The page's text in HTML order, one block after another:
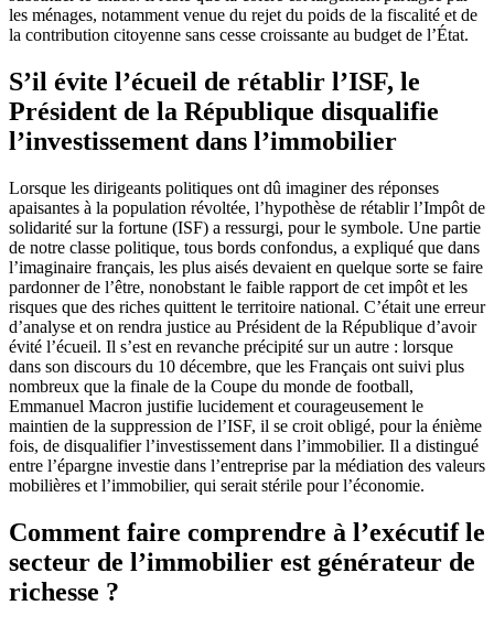
les ménages, notamment venue du rejet du poids de la fiscalité et de
la contribution citoyenne sans cesse croissante au budget de l’État.
S’il évite l’écueil de rétablir l’ISF, le
Président de la République disqualifie
l’investissement dans l’immobilier
Lorsque les dirigeants politiques ont dû imaginer des réponses
apaisantes à la population révoltée, l’hypothèse de rétablir l’Impôt de
solidarité sur la fortune (ISF) a ressurgi, pour le symbole. Une partie
de notre classe politique, tous bords confondus, a expliqué que dans
l’imaginaire français, les plus aisés devaient en quelque sorte se faire
pardonner de l’être, nonobstant le faible rapport de cet impôt et les
risques que des riches quittent le territoire national. C’était une erreur
d’analyse et on rendra justice au Président de la République d’avoir
évité l’écueil. Il s’est en revanche précipité sur un autre : lorsque
dans son discours du 10 décembre, que les Français ont suivi plus
nombreux que la finale de la Coupe du monde de football,
Emmanuel Macron justifie lucidement et courageusement le
maintien de la suppression de l’ISF, il se croit obligé, pour la énième
fois, de disqualifier l’investissement dans l’immobilier. Il a distingué
entre l’épargne investie dans l’entreprise par la médiation des valeurs
mobilières et l’immobilier, qui serait stérile pour l’économie.
Comment faire comprendre à l’exécutif le
secteur de l’immobilier est générateur de
richesse ?